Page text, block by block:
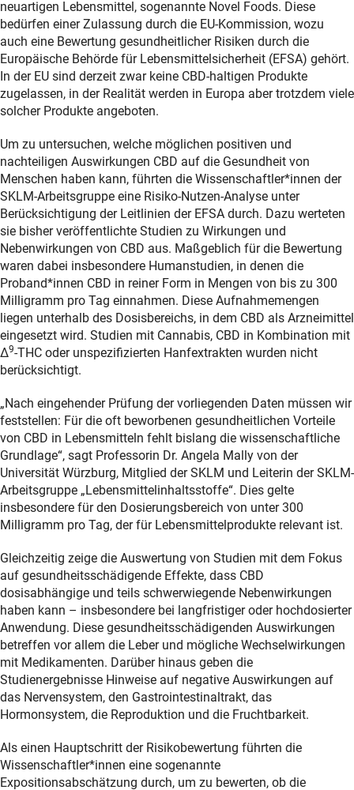
neuartigen Lebensmittel, sogenannte Novel Foods. Diese
bedürfen einer Zulassung durch die EU-Kommission, wozu
auch eine Bewertung gesundheitlicher Risiken durch die
Europäische Behörde für Lebensmittelsicherheit (EFSA) gehört.
In der EU sind derzeit zwar keine CBD-haltigen Produkte
zugelassen, in der Realität werden in Europa aber trotzdem viele
solcher Produkte angeboten.
Um zu untersuchen, welche möglichen positiven und
nachteiligen Auswirkungen CBD auf die Gesundheit von
Menschen haben kann, führten die Wissenschaftler*innen der
SKLM-Arbeitsgruppe eine Risiko-Nutzen-Analyse unter
Berücksichtigung der Leitlinien der EFSA durch. Dazu werteten
sie bisher veröffentlichte Studien zu Wirkungen und
Nebenwirkungen von CBD aus. Maßgeblich für die Bewertung
waren dabei insbesondere Humanstudien, in denen die
Proband*innen CBD in reiner Form in Mengen von bis zu 300
Milligramm pro Tag einnahmen. Diese Aufnahmemengen
liegen unterhalb des Dosisbereichs, in dem CBD als Arzneimittel
eingesetzt wird. Studien mit Cannabis, CBD in Kombination mit
Δ9-THC oder unspezifizierten Hanfextrakten wurden nicht
berücksichtigt.
„Nach eingehender Prüfung der vorliegenden Daten müssen wir
feststellen: Für die oft beworbenen gesundheitlichen Vorteile
von CBD in Lebensmitteln fehlt bislang die wissenschaftliche
Grundlage“, sagt Professorin Dr. Angela Mally von der
Universität Würzburg, Mitglied der SKLM und Leiterin der SKLM-
Arbeitsgruppe „Lebensmittelinhaltsstoffe“. Dies gelte
insbesondere für den Dosierungsbereich von unter 300
Milligramm pro Tag, der für Lebensmittelprodukte relevant ist.
Gleichzeitig zeige die Auswertung von Studien mit dem Fokus
auf gesundheitsschädigende Effekte, dass CBD
dosisabhängige und teils schwerwiegende Nebenwirkungen
haben kann – insbesondere bei langfristiger oder hochdosierter
Anwendung. Diese gesundheitsschädigenden Auswirkungen
betreffen vor allem die Leber und mögliche Wechselwirkungen
mit Medikamenten. Darüber hinaus geben die
Studienergebnisse Hinweise auf negative Auswirkungen auf
das Nervensystem, den Gastrointestinaltrakt, das
Hormonsystem, die Reproduktion und die Fruchtbarkeit.
Als einen Hauptschritt der Risikobewertung führten die
Wissenschaftler*innen eine sogenannte
Expositionsabschätzung durch, um zu bewerten, ob die